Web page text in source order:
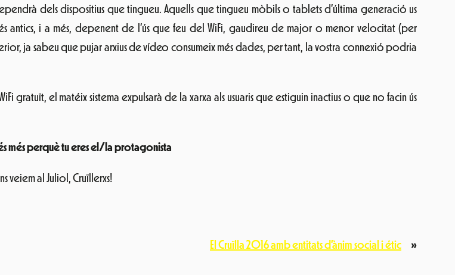
dels dispositius que tingueu. Aquells que tingueu mòbils o tablets d’última generació us
antics, i a més, depenent de l’ús que feu del WiFi, gaudireu de major o menor velocitat (per
ja sabeu que pujar arxius de vídeo consumeix més dades, per tant, la vostra connexió podria
gratuït, el matéix sistema expulsarà de la xarxa als usuaris que estiguin inactius o que no facin ús
més perquè tu eres el/la protagonista
veiem al Juliol, Cruïllerxs!
El Cruïlla 2016 amb entitats d’ànim social i étic »